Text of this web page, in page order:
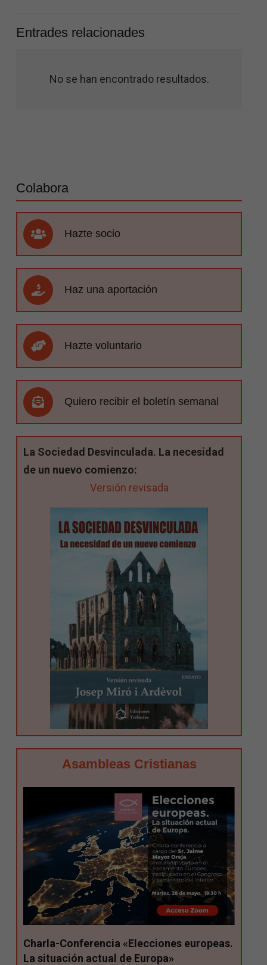
Entrades relacionades
No se han encontrado resultados.
Colabora
Hazte socio
Haz una aportación
Hazte voluntario
Quiero recibir el boletín semanal
La Sociedad Desvinculada. La necesidad
de un nuevo comienzo:
Versión revisada
Asambleas Cristianas
Charla-Conferencia «Elecciones europeas.
La situación actual de Europa»